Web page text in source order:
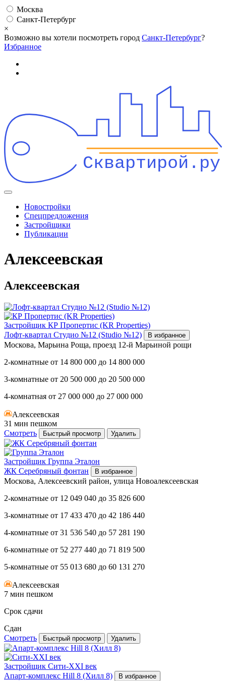
Москва
Санкт-Петербург
×
Возможно вы хотели посмотреть город Санкт-Петербург?
Избранное
Сквартирой.ру
Новостройки
Спецпредложения
Застройщики
Публикации
Алексеевская
Алексеевская
Застройщик КР Пропертис (KR Properties)
Лофт-квартал Студио №12 (Studio №12)
В избранное
Москова, Марьина Роща, проезд 12-й Марьиной рощи
2-комнатные от 14 800 000 до 14 800 000
3-комнатные от 20 500 000 до 20 500 000
4-комнатная от 27 000 000 до 27 000 000
Алексеевская
31 мин пешком
Смотреть
Быстрый просмотр Удалить
Застройщик Группа Эталон
ЖК Серебряный фонтан
В избранное
Москова, Алексеевский район, улица Новоалексеевская
2-комнатные от 12 049 040 до 35 826 600
3-комнатные от 17 433 470 до 42 186 440
4-комнатные от 31 536 540 до 57 281 190
6-комнатные от 52 277 440 до 71 819 500
5-комнатные от 55 013 680 до 60 131 270
Алексеевская
7 мин пешком
Срок сдачи
Сдан
Смотреть
Быстрый просмотр Удалить
Застройщик Сити-XXI век
Апарт-комплекс Hill 8 (Хилл 8)
В избранное